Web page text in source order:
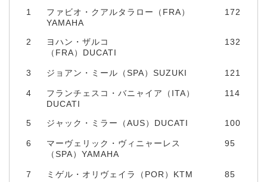
1
ファビオ・クアルタラロー（FRA）
YAMAHA
172
2
ヨハン・ザルコ
（FRA）DUCATI
132
3 ジョアン・ミール（SPA）SUZUKI 121
4
フランチェスコ・バニャイア（ITA）
DUCATI
114
5 ジャック・ミラー（AUS）DUCATI 100
6
マーヴェリック・ヴィニャーレス
（SPA）YAMAHA
95
7 ミゲル・オリヴェイラ（POR）KTM 85